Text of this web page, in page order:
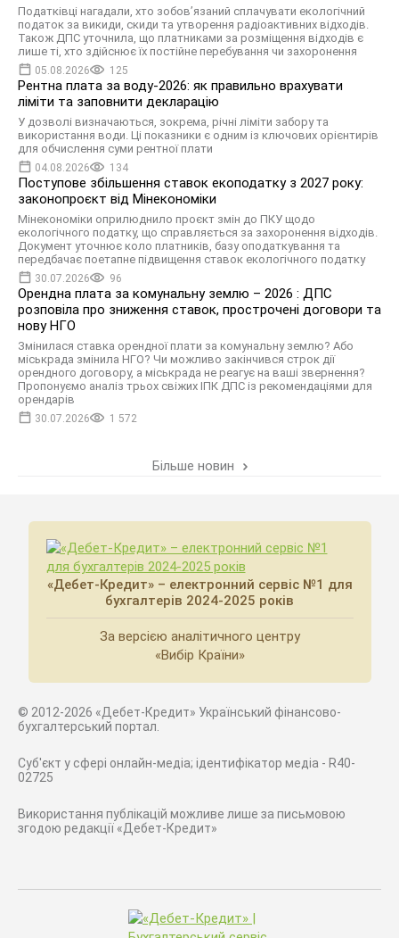
Податківці нагадали, хто зобов’язаний сплачувати екологічний
податок за викиди, скиди та утворення радіоактивних відходів.
Також ДПС уточнила, що платниками за розміщення відходів є
лише ті, хто здійснює їх постійне перебування чи захоронення
05.08.2026 125
Рентна плата за воду-2026: як правильно врахувати
ліміти та заповнити декларацію
У дозволі визначаються, зокрема, річні ліміти забору та
використання води. Ці показники є одним із ключових орієнтирів
для обчислення суми рентної плати
04.08.2026 134
Поступове збільшення ставок екоподатку з 2027 року:
законопроєкт від Мінекономіки
Мінекономіки оприлюднило проєкт змін до ПКУ щодо
екологічного податку, що справляється за захоронення відходів.
Документ уточнює коло платників, базу оподаткування та
передбачає поетапне підвищення ставок екологічного податку
30.07.2026 96
Орендна плата за комунальну землю – 2026 : ДПС
розповіла про зниження ставок, прострочені договори та
нову НГО
Змінилася ставка орендної плати за комунальну землю? Або
міськрада змінила НГО? Чи можливо закінчився строк дії
орендного договору, а міськрада не реагує на ваші звернення?
Пропонуємо аналіз трьох свіжих ІПК ДПС із рекомендаціями для
орендарів
30.07.2026 1 572
Більше новин
«Дебет-Кредит» – електронний сервіс №1 для
бухгалтерів 2024-2025 років
За версією аналітичного центру
«Вибір Країни»
© 2012-2026 «Дебет-Кредит» Український фінансово-
бухгалтерський портал.
Суб'єкт у сфері онлайн-медіа; ідентифікатор медіа - R40-
02725
Використання публікацій можливе лише за письмовою
згодою редакції «Дебет-Кредит»